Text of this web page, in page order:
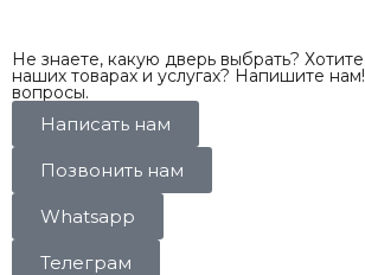
Не знаете, какую дверь выбрать?
наших товарах и услугах? Напишите
вопросы.
Написать нам
Позвонить нам
Whatsapp
Телеграм